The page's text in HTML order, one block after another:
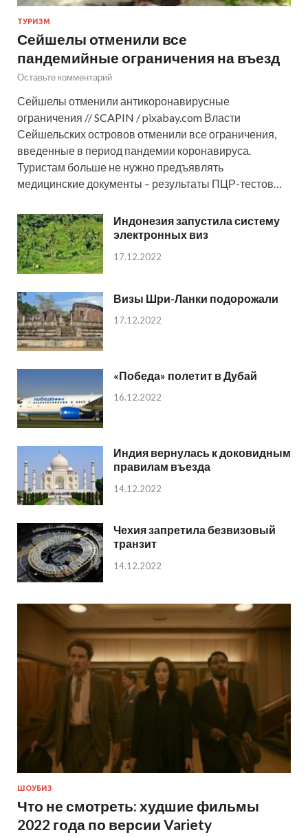
ТУРИЗМ
Сейшелы отменили все
пандемийные ограничения на въезд
Оставьте комментарий
Сейшелы отменили антикоронавирусные
ограничения // SCAPIN / pixabay.com Власти
Сейшельских островов отменили все ограничения,
введенные в период пандемии коронавируса.
Туристам больше не нужно предъявлять
медицинские документы – результаты ПЦР-тестов…
Индонезия запустила систему
электронных виз
17.12.2022
Визы Шри-Ланки подорожали
17.12.2022
«Победа» полетит в Дубай
16.12.2022
Индия вернулась к доковидным
правилам въезда
14.12.2022
Чехия запретила безвизовый
транзит
14.12.2022
ШОУБИЗ
Что не смотреть: худшие фильмы
2022 года по версии Variety